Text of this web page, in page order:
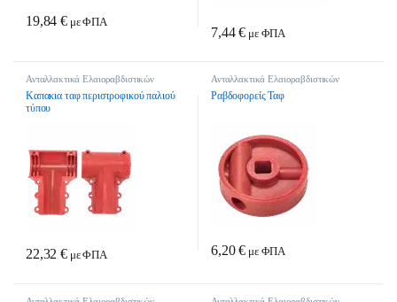
19,84€ με ΦΠΑ
7,44€ με ΦΠΑ
Ανταλλακτικά Ελαιοραβδιστικών
Kαπακια ταφ περιστροφικού παλιού
τύπου
22,32€ με ΦΠΑ
Ανταλλακτικά Ελαιοραβδιστικών
Ραβδοφορείς Ταφ
6,20€ με ΦΠΑ